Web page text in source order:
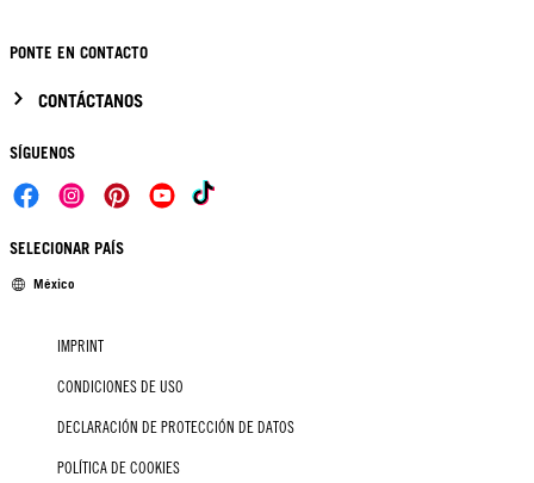
PONTE EN CONTACTO
CONTÁCTANOS
SÍGUENOS
SELECIONAR PAÍS
México
IMPRINT
CONDICIONES DE USO
DECLARACIÓN DE PROTECCIÓN DE DATOS
POLÍTICA DE COOKIES